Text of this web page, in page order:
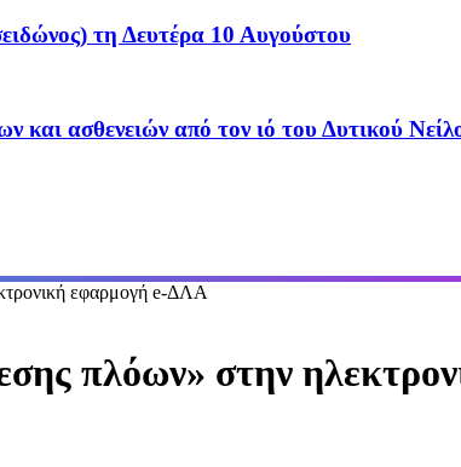
τη Δευτέρα 10 Αυγούστου
και ασθενειών από τον ιό του Δυτικού
εφαρμογή e-ΔΛΑ
πλόων» στην